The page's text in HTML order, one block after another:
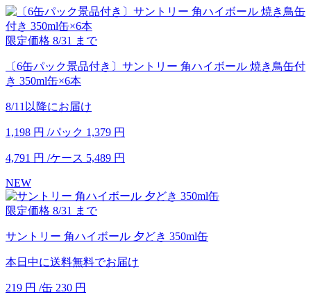
限定価格 8/31 まで
〔6缶パック景品付き〕サントリー 角ハイボール 焼き鳥缶付
き 350ml缶×6本
8/11以降にお届け
1,198 円 /パック 1,379 円
4,791 円 /ケース 5,489 円
NEW
限定価格 8/31 まで
サントリー 角ハイボール 夕どき 350ml缶
本日中に送料無料でお届け
219 円 /缶 230 円